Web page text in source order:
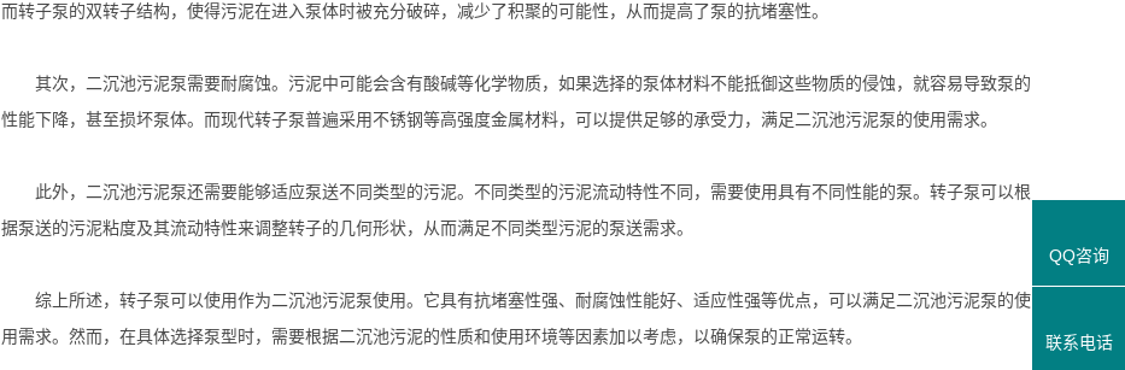
而转子泵的双转子结构，使得污泥在进入泵体时被充分破碎，减少了积聚的可能性，从而提高了泵的抗堵塞性。
其次，二沉池污泥泵需要耐腐蚀。污泥中可能会含有酸碱等化学物质，如果选择的泵体材料不能抵御这些物质的侵蚀，就容易导致泵的
性能下降，甚至损坏泵体。而现代转子泵普遍采用不锈钢等高强度金属材料，可以提供足够的承受力，满足二沉池污泥泵的使用需求。
此外，二沉池污泥泵还需要能够适应泵送不同类型的污泥。不同类型的污泥流动特性不同，需要使用具有不同性能的泵。转子泵可以根
据泵送的污泥粘度及其流动特性来调整转子的几何形状，从而满足不同类型污泥的泵送需求。
综上所述，转子泵可以使用作为二沉池污泥泵使用。它具有抗堵塞性强、耐腐蚀性能好、适应性强等优点，可以满足二沉池污泥泵的使
用需求。然而，在具体选择泵型时，需要根据二沉池污泥的性质和使用环境等因素加以考虑，以确保泵的正常运转。
QQ咨询
联系电话